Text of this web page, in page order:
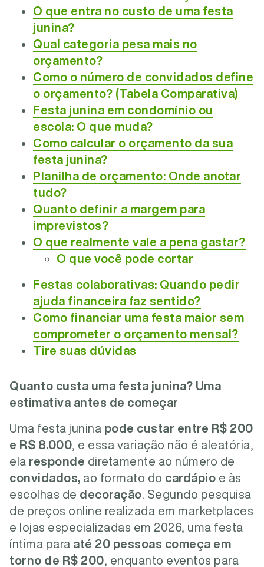
O que entra no custo de uma festa
junina?
Qual categoria pesa mais no
orçamento?
Como o número de convidados define
o orçamento? (Tabela Comparativa)
Festa junina em condomínio ou
escola: O que muda?
Como calcular o orçamento da sua
festa junina?
Planilha de orçamento: Onde anotar
tudo?
Quanto definir a margem para
imprevistos?
O que realmente vale a pena gastar?
O que você pode cortar
Festas colaborativas: Quando pedir
ajuda financeira faz sentido?
Como financiar uma festa maior sem
comprometer o orçamento mensal?
Tire suas dúvidas
Quanto custa uma festa junina? Uma
estimativa antes de começar
Uma festa junina pode custar entre R$ 200
e R$ 8.000 , e essa variação não é aleatória,
ela responde diretamente ao número de
convidados, ao formato do cardápio e às
escolhas de decoração . Segundo pesquisa
de preços online realizada em marketplaces
e lojas especializadas em 2026, uma festa
íntima para até 20 pessoas começa em
torno de R$ 200 , enquanto eventos para